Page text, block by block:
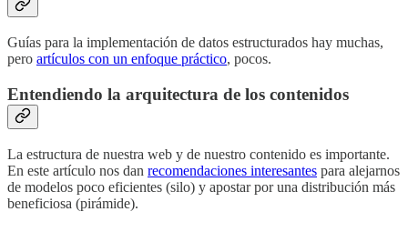
Guías para la implementación de datos estructurados hay muchas,
pero artículos con un enfoque práctico, pocos.
Entendiendo la arquitectura de los contenidos
La estructura de nuestra web y de nuestro contenido es importante.
En este artículo nos dan recomendaciones interesantes para alejarnos
de modelos poco eficientes (silo) y apostar por una distribución más
beneficiosa (pirámide).